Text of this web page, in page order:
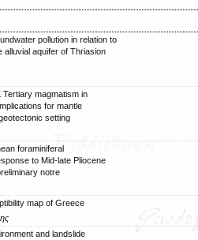
pollution in relation to
alluvial aquifer of Thriasion
Tertiary magmatism in
for mantle
setting
foraminiferal
to Mid-late Pliocene
notre
map of Greece
and landslide